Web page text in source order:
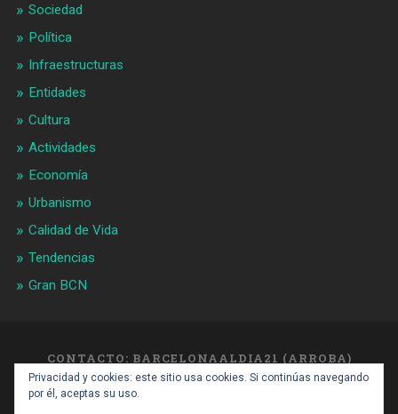
Sociedad
Política
Infraestructuras
Entidades
Cultura
Actividades
Economía
Urbanismo
Calidad de Vida
Tendencias
Gran BCN
CONTACTO: BARCELONAALDIA21 (ARROBA)
GMAIL.COM
Privacidad y cookies: este sitio usa cookies. Si continúas navegando
por él, aceptas su uso.